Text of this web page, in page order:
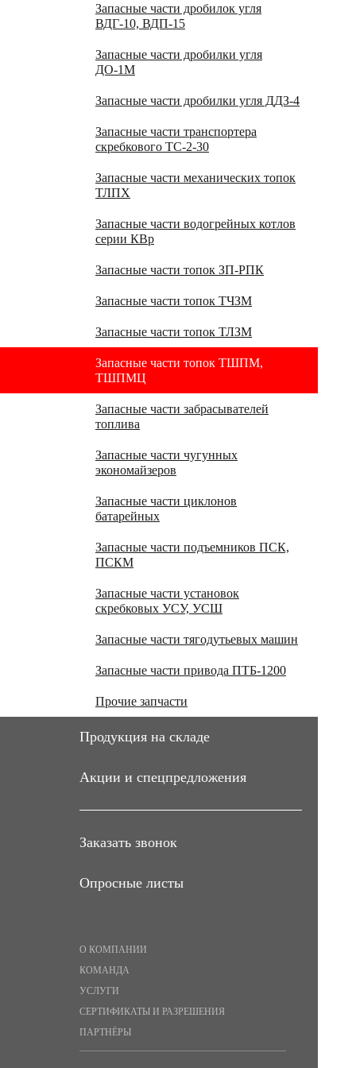
Запасные части дробилок угля
ВДГ-10, ВДП-15
Запасные части дробилки угля
ДО-1М
Запасные части дробилки угля ДДЗ-4
Запасные части транспортера
скребкового ТС-2-30
Запасные части механических топок
ТЛПХ
Запасные части водогрейных котлов
серии КВр
Запасные части топок ЗП-РПК
Запасные части топок ТЧЗМ
Запасные части топок ТЛЗМ
Запасные части топок ТШПМ,
ТШПМЦ
Запасные части забрасывателей
топлива
Запасные части чугунных
экономайзеров
Запасные части циклонов
батарейных
Запасные части подъемников ПСК,
ПСКМ
Запасные части установок
скребковых УСУ, УСШ
Запасные части тягодутьевых машин
Запасные части привода ПТБ-1200
Прочие запчасти
Продукция на складе
Акции и спецпредложения
Заказать звонок
Опросные листы
О КОМПАНИИ
КОМАНДА
УСЛУГИ
СЕРТИФИКАТЫ И РАЗРЕШЕНИЯ
ПАРТНЁРЫ